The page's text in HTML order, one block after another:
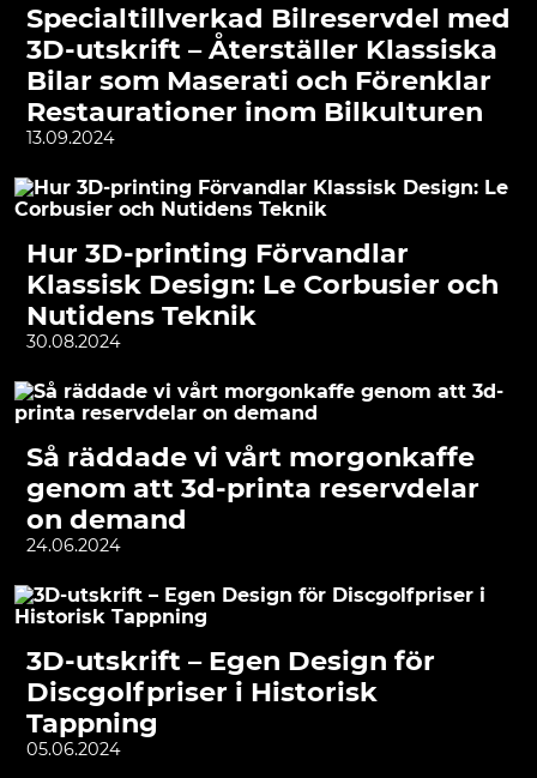
Specialtillverkad Bilreservdel med
3D-utskrift – Återställer Klassiska
Bilar som Maserati och Förenklar
Restaurationer inom Bilkulturen
13.09.2024
Hur 3D-printing Förvandlar
Klassisk Design: Le Corbusier och
Nutidens Teknik
30.08.2024
Så räddade vi vårt morgonkaffe
genom att 3d-printa reservdelar
on demand
24.06.2024
3D-utskrift – Egen Design för
Discgolfpriser i Historisk
Tappning
05.06.2024